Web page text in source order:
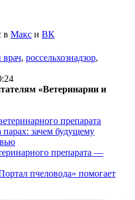
в Макс и ВК
врач, россельхознадзор,
«Ветеринарии и
препарата
зачем будущему
препарата —
пчеловода» помогает